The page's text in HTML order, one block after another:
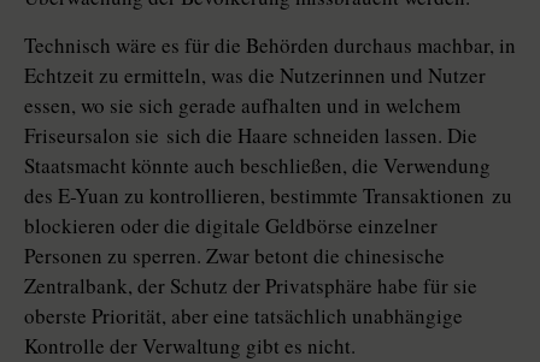
Technisch wäre es für die Behörden durchaus machbar, in
Echtzeit zu ermitteln, was die Nutzerinnen und Nutzer
essen, wo sie sich gerade ­aufhalten und in welchem
Friseursalon sie sich die Haare schneiden lassen. Die
Staatsmacht könnte auch beschließen, die Verwendung
des E-Yuan zu kontrollieren, bestimmte Transak­tio­nen zu
blockieren oder die digitale Geldbörse einzelner
Personen zu sperren. Zwar betont die chinesische
Zentralbank, der Schutz der Privatsphäre habe für sie
oberste Priorität, aber eine tatsächlich ­un­abhängige
Kontrolle der Verwaltung gibt es nicht.